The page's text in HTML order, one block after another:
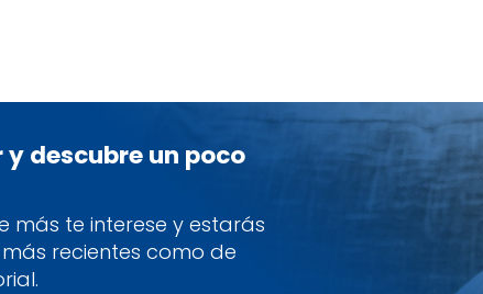
descubre un poco
más te interese y estarás
recientes como de